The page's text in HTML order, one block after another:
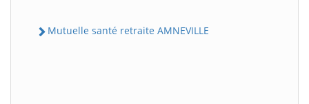
Mutuelle santé retraite AMNEVILLE